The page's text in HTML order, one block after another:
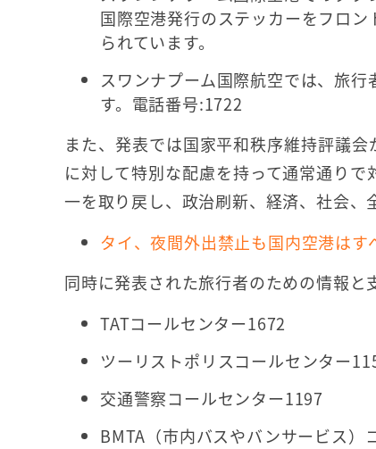
国際空港発行のステッカーをフロ
られています。
スワンナプーム国際航空では、旅
す。電話番号:1722
また、発表では国家平和秩序維持評議
に対して特別な配慮を持って通常通り
一を取り戻し、政治刷新、経済、社会、
タイ、夜間外出禁止も国内空港は
同時に発表された旅行者のための情報と
TATコールセンター1672
ツーリストポリスコールセンター
交通警察コールセンター1197
BMTA（市内バスやバンサービス）